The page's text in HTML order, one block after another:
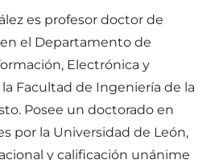
es profesor doctor de
el Departamento de
Electrónica y
Facultad de Ingeniería de la
Posee un doctorado en
por la Universidad de León,
y calificación unánime